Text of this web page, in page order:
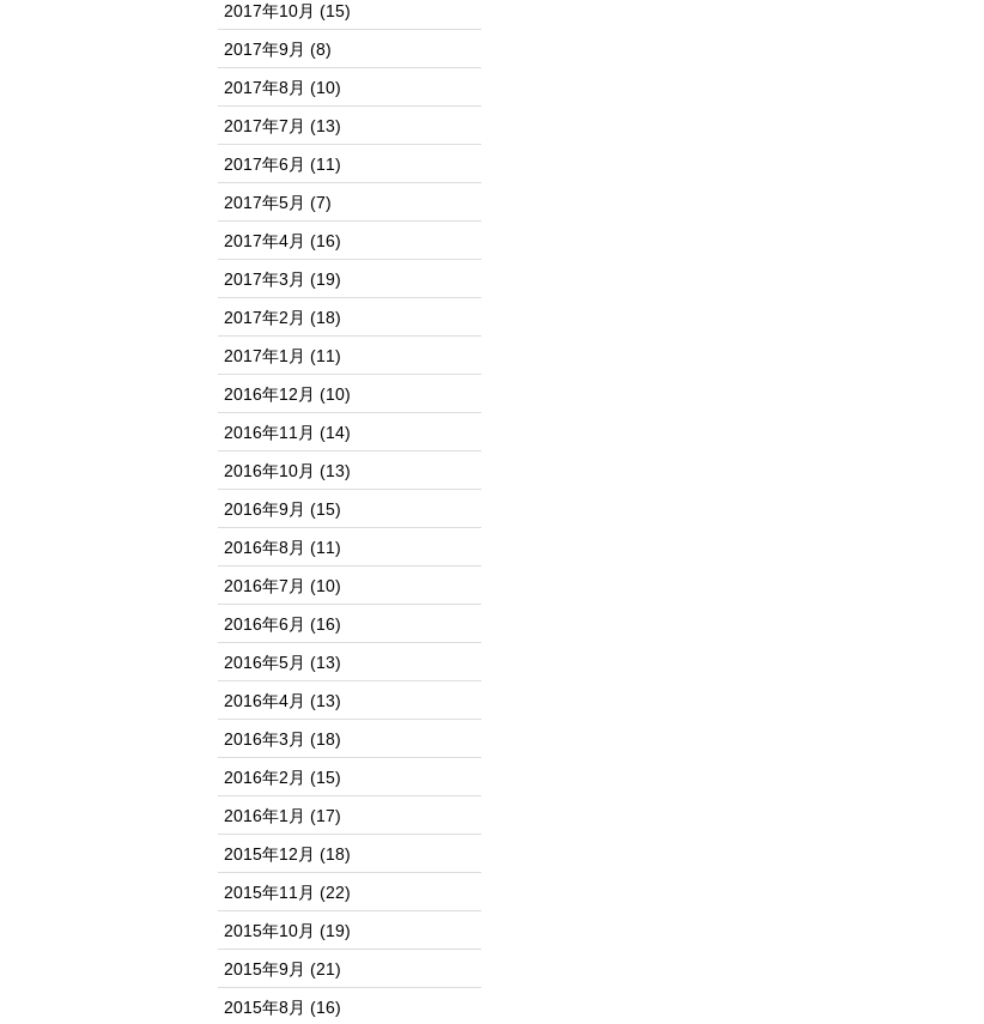
2017年10月 (15)
2017年9月 (8)
2017年8月 (10)
2017年7月 (13)
2017年6月 (11)
2017年5月 (7)
2017年4月 (16)
2017年3月 (19)
2017年2月 (18)
2017年1月 (11)
2016年12月 (10)
2016年11月 (14)
2016年10月 (13)
2016年9月 (15)
2016年8月 (11)
2016年7月 (10)
2016年6月 (16)
2016年5月 (13)
2016年4月 (13)
2016年3月 (18)
2016年2月 (15)
2016年1月 (17)
2015年12月 (18)
2015年11月 (22)
2015年10月 (19)
2015年9月 (21)
2015年8月 (16)